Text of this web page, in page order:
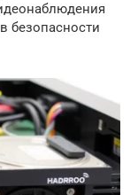
безопасности